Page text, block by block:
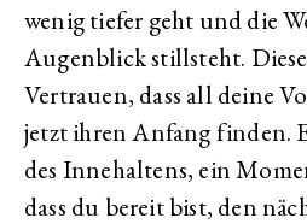
wenig tiefer geht und die
Augenblick stillsteht.
Vertrauen, dass all deine
jetzt ihren Anfang finden.
des Innehaltens, ein
dass du bereit bist, den